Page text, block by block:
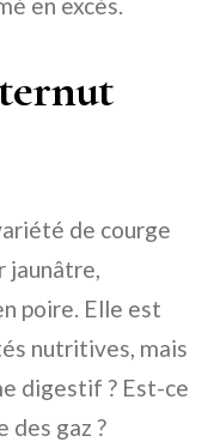
de courge
jaunâtre,
poire. Elle est
nutritives, mais
digestif ? Est-ce
des gaz ?